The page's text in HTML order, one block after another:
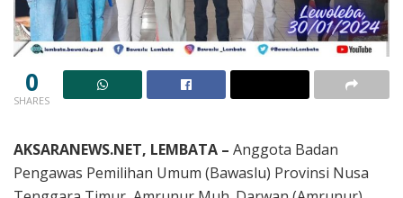
0
SHARES
AKSARANEWS.NET, LEMBATA – Anggota Badan
Pengawas Pemilihan Umum (Bawaslu) Provinsi Nusa